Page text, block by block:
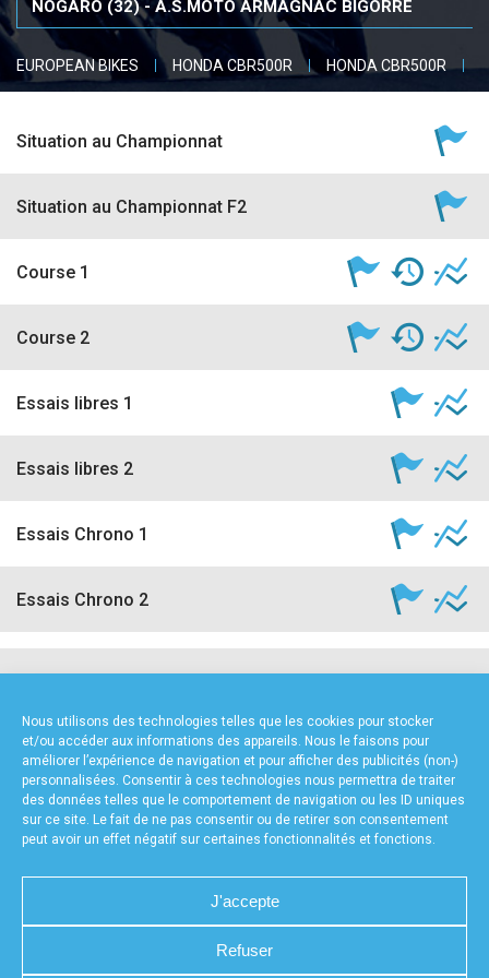
Nous utilisons des technologies telles que les cookies pour stocker
et/ou accéder aux informations des appareils. Nous le faisons pour
améliorer l’expérience de navigation et pour afficher des publicités (non-)
personnalisées. Consentir à ces technologies nous permettra de traiter
des données telles que le comportement de navigation ou les ID uniques
sur ce site. Le fait de ne pas consentir ou de retirer son consentement
peut avoir un effet négatif sur certaines fonctionnalités et fonctions.
J'accepte
Refuser
accéder à la billetterie
EUROPEAN BIKES HONDA CBR500R HONDA CBR500R
Situation au Championnat
Situation au Championnat F2
Course 1
Course 2
Essais libres 1
Essais libres 2
Essais Chrono 1
Essais Chrono 2